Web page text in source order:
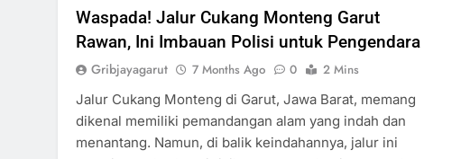
Waspada! Jalur Cukang Monteng Garut
Rawan, Ini Imbauan Polisi untuk Pengendara
Gribjayagarut 7 Months Ago 0
2 Mins
Jalur Cukang Monteng di Garut, Jawa Barat, memang
dikenal memiliki pemandangan alam yang indah dan
menantang. Namun, di balik keindahannya, jalur ini